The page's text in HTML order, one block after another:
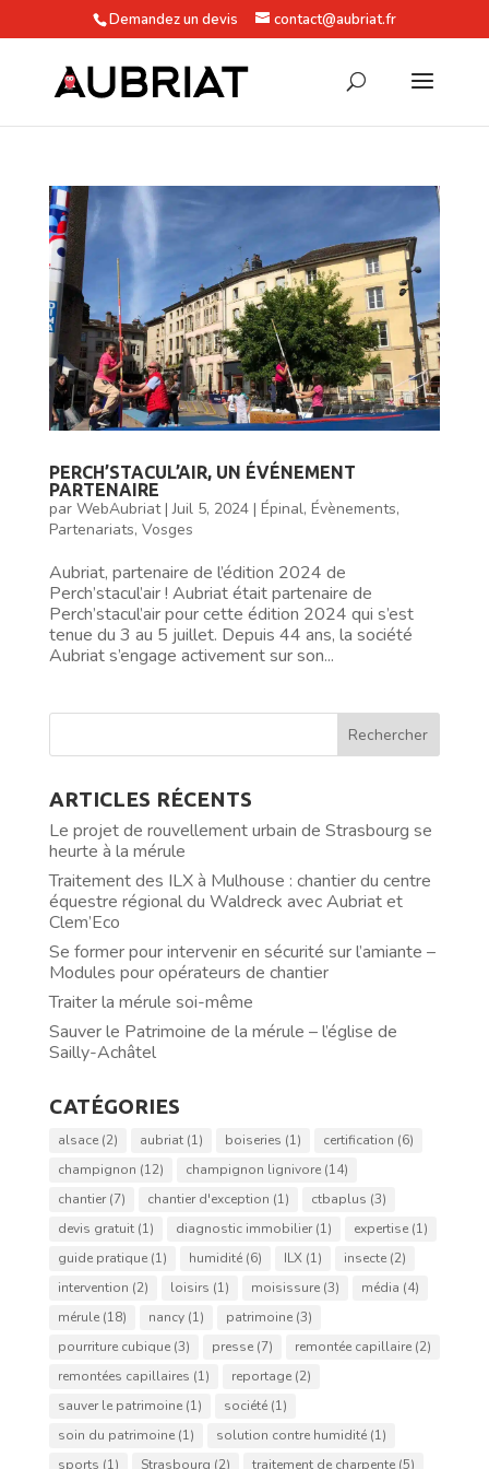
Demandez un devis contact@aubriat.fr
PERCH’STACUL’AIR, UN ÉVÉNEMENT
PARTENAIRE
par WebAubriat|Juil 5, 2024| Épinal, Évènements,
Partenariats, Vosges
Aubriat, partenaire de l’édition 2024 de
Perch’stacul’air ! Aubriat était partenaire de
Perch’stacul’air pour cette édition 2024 qui s’est
tenue du 3 au 5 juillet. Depuis 44 ans, la société
Aubriat s’engage activement sur son...
ARTICLES RÉCENTS
Le projet de rouvellement urbain de Strasbourg se
heurte à la mérule
Traitement des ILX à Mulhouse : chantier du centre
équestre régional du Waldreck avec Aubriat et
Clem’Eco
Se former pour intervenir en sécurité sur l’amiante –
Modules pour opérateurs de chantier
Traiter la mérule soi-même
Sauver le Patrimoine de la mérule – l’église de
Sailly-Achâtel
CATÉGORIES
alsace(2) aubriat(1) boiseries (1) certification (6)
champignon (12) champignon lignivore(14)
chantier(7) chantier d'exception (1) ctbaplus (3)
devis gratuit(1) diagnostic immobilier(1) expertise(1)
guide pratique(1) humidité(6) ILX(1) insecte(2)
intervention (2) loisirs (1) moisissure(3) média (4)
mérule(18) nancy(1) patrimoine(3)
pourriture cubique(3) presse(7) remontée capillaire(2)
remontées capillaires (1) reportage(2)
sauver le patrimoine(1) société(1)
soin du patrimoine(1) solution contre humidité(1)
sports (1) Strasbourg (2) traitement de charpente(5)